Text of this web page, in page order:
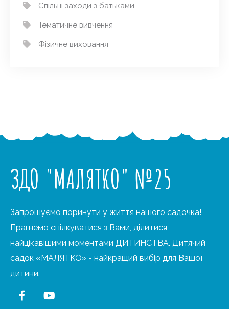
Спільні заходи з батьками
Тематичне вивчення
Фізичне виховання
ЗДО "МАЛЯТКО" №25
Запрошуємо поринути у життя нашого садочка!
Прагнемо спілкуватися з Вами, ділитися
найцікавішими моментами ДИТИНСТВА. Дитячий
садок «МАЛЯТКО» - найкращий вибір для Вашої
дитини.